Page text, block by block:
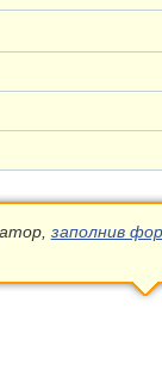
заполнив